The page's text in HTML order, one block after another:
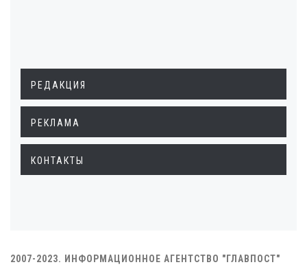
РЕДАКЦИЯ
РЕКЛАМА
КОНТАКТЫ
2007-2023. ИНФОРМАЦИОННОЕ АГЕНТСТВО "ГЛАВПОСТ"